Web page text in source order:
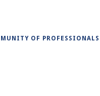
OF PROFESSIONALS